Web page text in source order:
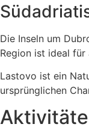
Die Inseln um
Region ist ideal für
Lastovo ist ein
ursprünglichen